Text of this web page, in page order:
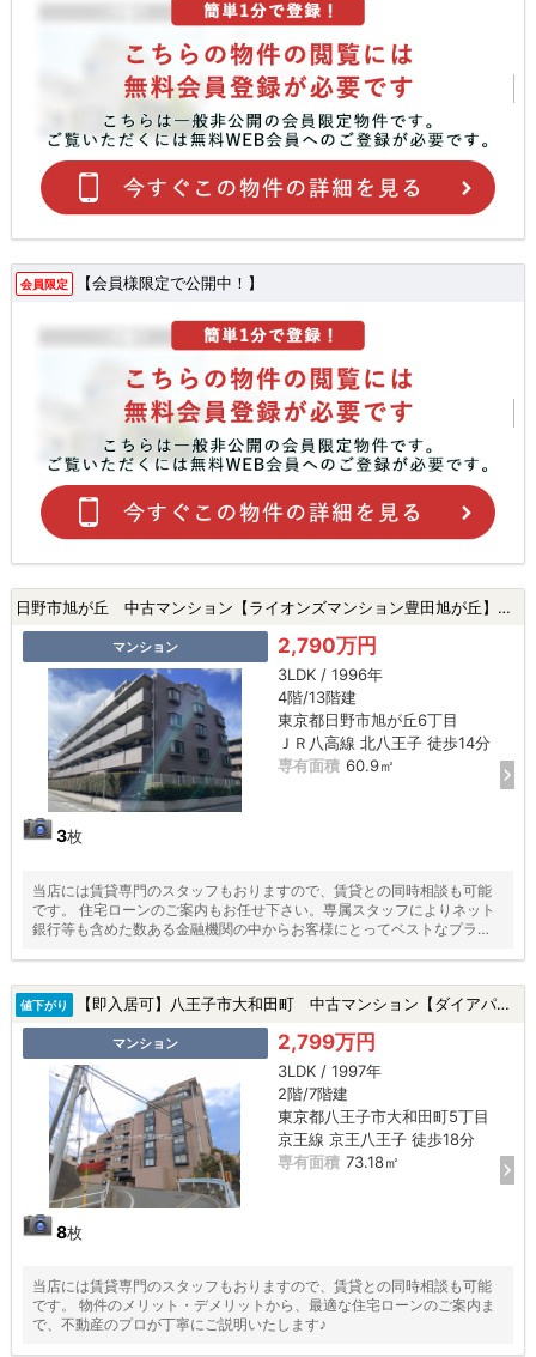
会員限定 【会員様限定で公開中！】
日野市旭が丘 中古マンション【ライオンズマンション豊田旭が丘】★豊田駅・北八王子駅・新規リフォーム・小、中学校徒歩10分以内★|日野市旭が丘6丁目の中古マンション
マンション
3枚
2,790万円
3LDK / 1996年
4階/13階建
東京都日野市旭が丘6丁目
ＪＲ八高線 北八王子 徒歩14分
専有面積 60.9㎡
当店には賃貸専門のスタッフもおりますので、賃貸との同時相談も可能
です。 住宅ローンのご案内もお任せ下さい。専属スタッフによりネット
銀行等も含めた数ある金融機関の中からお客様にとってベストなプラン
値下がり 【即入居可】八王子市大和田町 中古マンション【ダイアパレス八王子富士見台】★京王八王子駅・新規リフォーム・南東角部屋・食洗機★|八王子市大和田町5丁目の中古マンション
マンション
8枚
2,799万円
3LDK / 1997年
2階/7階建
東京都八王子市大和田町5丁目
京王線 京王八王子 徒歩18分
専有面積 73.18㎡
当店には賃貸専門のスタッフもおりますので、賃貸との同時相談も可能
です。 物件のメリット・デメリットから、最適な住宅ローンのご案内ま
で、不動産のプロが丁寧にご説明いたします♪